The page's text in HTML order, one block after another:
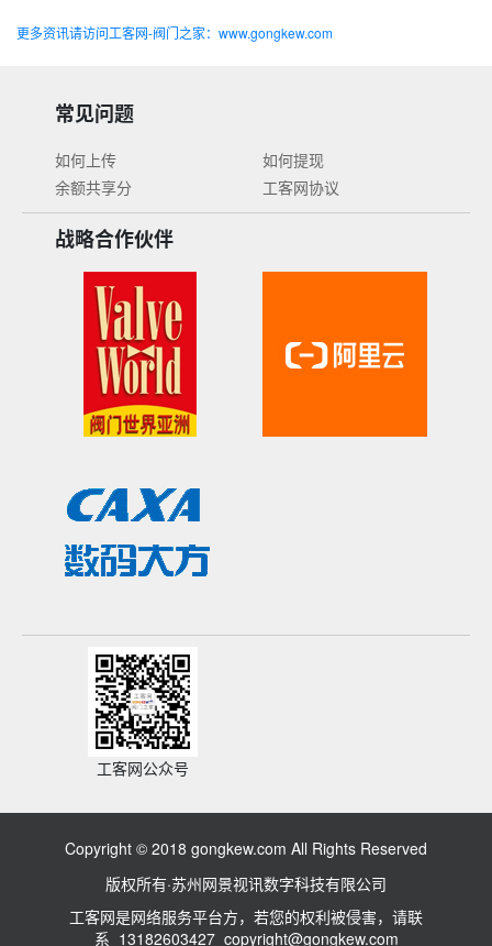
更多资讯请访问工客网-阀门之家：www.gongkew.com
常见问题
如何上传
如何提现
余额共享分
工客网协议
战略合作伙伴
工客网公众号
Copyright © 2018 gongkew.com All Rights Reserved
版权所有·苏州网景视讯数字科技有限公司
工客网是网络服务平台方，若您的权利被侵害，请联
系 13182603427 copyright@gongkew.com